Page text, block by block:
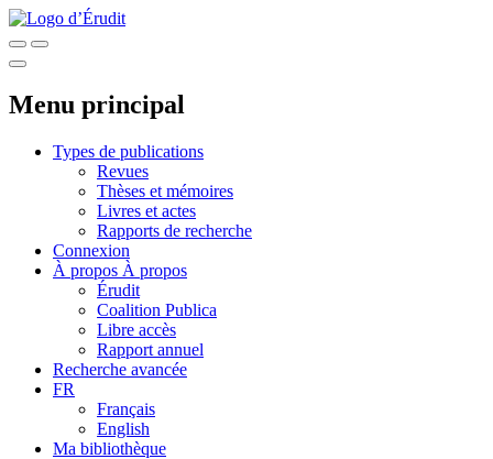
Menu principal
Types de publications
Revues
Thèses et mémoires
Livres et actes
Rapports de recherche
Connexion
À propos À propos
Érudit
Coalition Publica
Libre accès
Rapport annuel
Recherche avancée
FR
Français
English
Ma bibliothèque